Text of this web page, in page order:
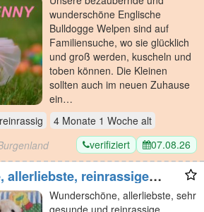
wunderschöne Englische
Bulldogge Welpen sind auf
Familiensuche, wo sie glücklich
und groß werden, kuscheln und
toben können. Die Kleinen
sollten auch im neuen Zuhause
ein…
reinrassig 4 Monate 1 Woche alt
verifiziert 07.08.26
allerliebste, reinrassige
Wunderschöne, allerliebste, sehr